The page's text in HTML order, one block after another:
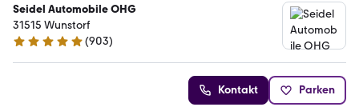
Seidel Automobile OHG
31515 Wunstorf
4.9 Sterne
(903)
Kontakt Parken